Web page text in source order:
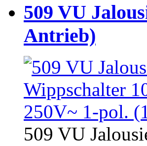
509 VU
Antrieb)
509 VU